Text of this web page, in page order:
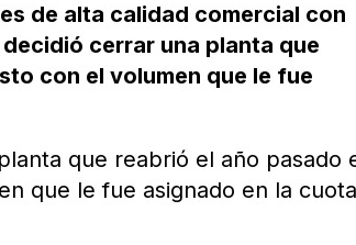
de alta calidad comercial con
cerrar una planta que
con el volumen que le fue
que reabrió el año pasado
que le fue asignado en la